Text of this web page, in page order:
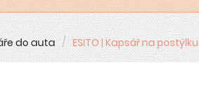
do auta ESITO | Kapsář na